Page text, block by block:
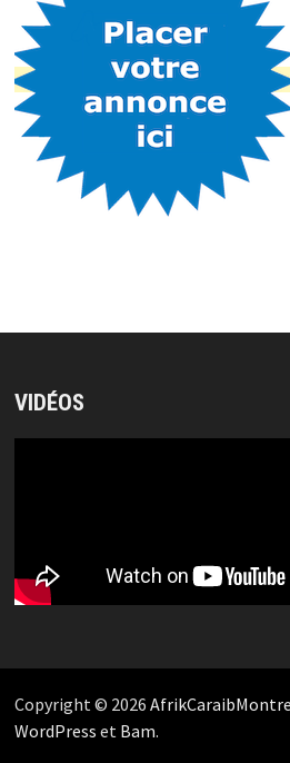
VIDÉOS
Copyright © 2026
WordPress et Bam.